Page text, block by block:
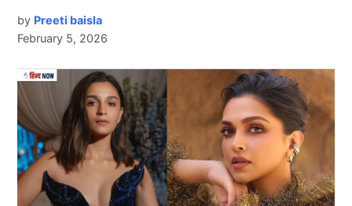
One-Season Wonders
Next Article
by Preeti baisla
February 5, 2026